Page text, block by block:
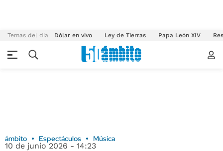
Temas del día Dólar en vivo Ley de Tierras Papa León XIV
ámbito Espectáculos Música
10 de junio 2026 - 14:23